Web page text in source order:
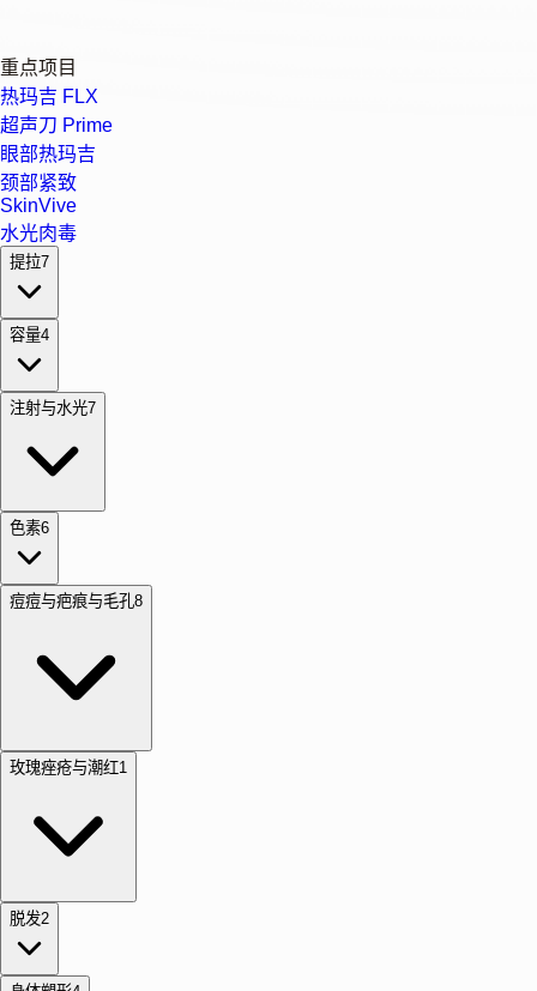
重点项目
热玛吉 FLX
超声刀 Prime
眼部热玛吉
颈部紧致
SkinVive
水光肉毒
提拉7
容量4
注射与水光7
色素6
痘痘与疤痕与毛孔8
玫瑰痤疮与潮红1
脱发2